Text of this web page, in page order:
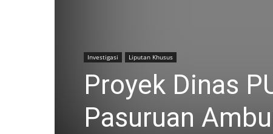
Investigasi Liputan Khusus
Proyek Dinas
Pasuruan